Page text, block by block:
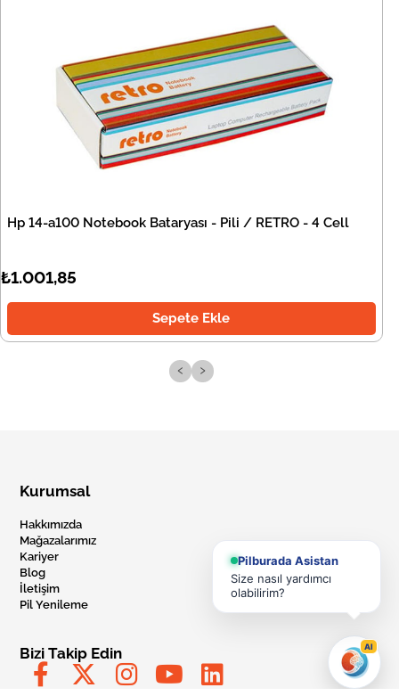
Hp 14-a100 Notebook Bataryası - Pili / RETRO - 4 Cell
₺1.001,85
Sepete Ekle
‹ ›
Kurumsal
Hakkımızda
Mağazalarımız
Kariyer
Blog
İletişim
Pil Yenileme
Bizi Takip Edin
Pilburada Asistan
Size nasıl yardımcı
olabilirim?
AI